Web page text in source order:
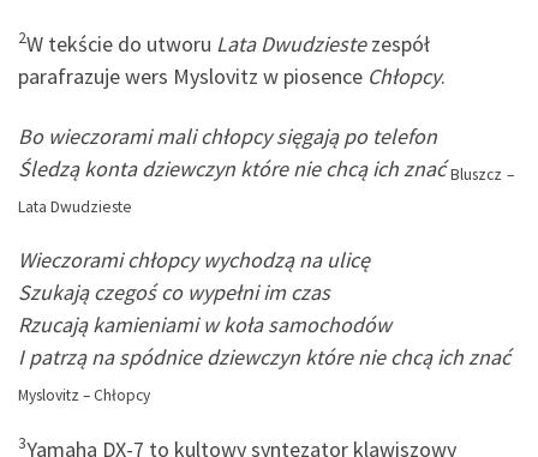
2W tekście do utworu Lata Dwudziestezespół
parafrazuje wers Myslovitz w piosence Chłopcy.
Bo wieczorami mali chłopcy sięgają po telefon
Śledzą konta dziewczyn które nie chcą ich znać Bluszcz –
Lata Dwudzieste
Wieczorami chłopcy wychodzą na ulicę
Szukają czegoś co wypełni im czas
Rzucają kamieniami w koła samochodów
I patrzą na spódnice dziewczyn które nie chcą ich znać
Myslovitz – Chłopcy
3Yamaha DX-7 to kultowy syntezator klawiszowy